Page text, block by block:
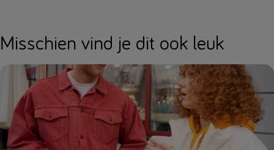
Misschien vind je dit ook leuk